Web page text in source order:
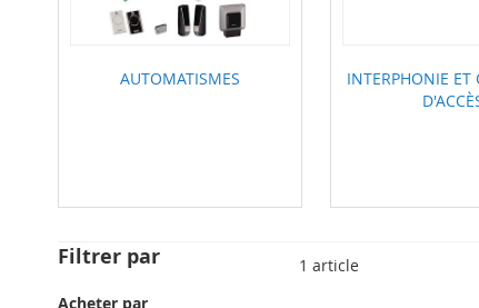
AUTOMATISMES
INTERPHONIE ET
1 article
Filtrer par
Acheter par